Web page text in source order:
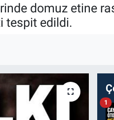
domuz etine
tespit edildi.
1